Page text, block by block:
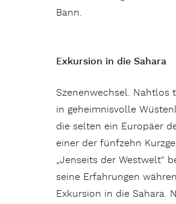
Bann.
Exkursion in die Sahara
Szenenwechsel. Nahtlos
in geheimnisvolle
die selten ein Europäer
einer der fünfzehn
„Jenseits der Westwelt“
seine Erfahrungen
Exkursion in die Sahara.